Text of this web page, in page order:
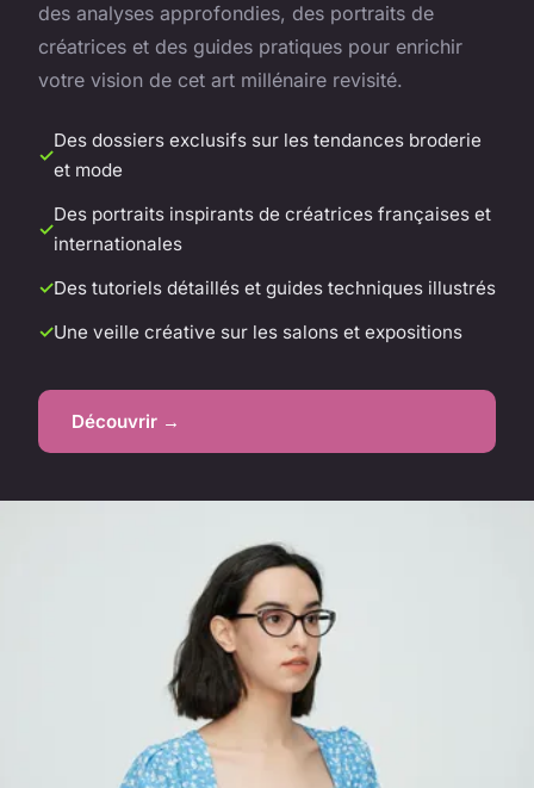
des analyses approfondies, des portraits de
créatrices et des guides pratiques pour enrichir
votre vision de cet art millénaire revisité.
Des dossiers exclusifs sur les tendances broderie
et mode
Des portraits inspirants de créatrices françaises et
internationales
Des tutoriels détaillés et guides techniques illustrés
Une veille créative sur les salons et expositions
Découvrir →